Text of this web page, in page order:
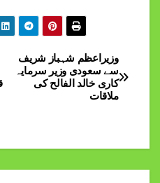
وزیراعظم شہباز شریف
سے سعودی وزیر سرمایہ
کاری خالد الفالح کی
ملاقات